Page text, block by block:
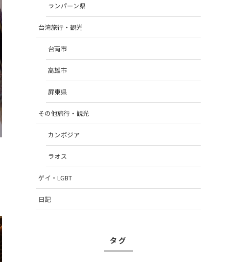
ランパーン県
台湾旅行・観光
台南市
高雄市
屏東県
その他旅行・観光
カンボジア
ラオス
ゲイ・LGBT
日記
タグ